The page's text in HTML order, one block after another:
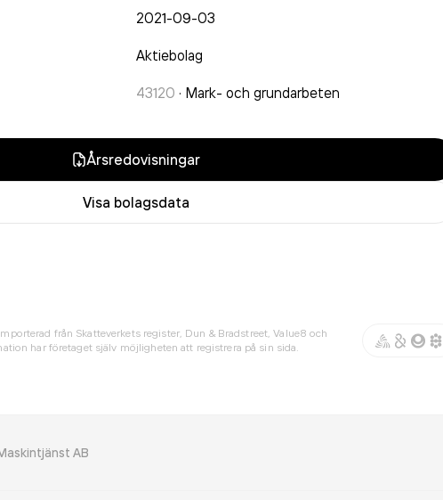
2021-09-03
Aktiebolag
43120 · Mark- och grundarbeten
Årsredovisningar
Visa bolagsdata
från Skatteverkets register, Dun & Bradstreet, Value8 och
har företaget själv möjligheten att registrera på sin sida.
AB